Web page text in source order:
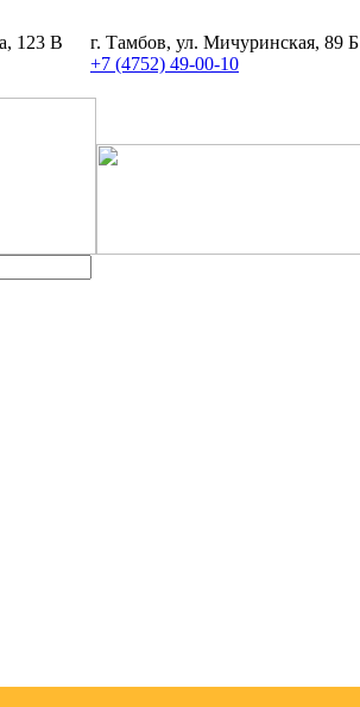
123 В
г. Тамбов, ул. Мичуринская, 89 Б
+7 (4752) 49-00-10